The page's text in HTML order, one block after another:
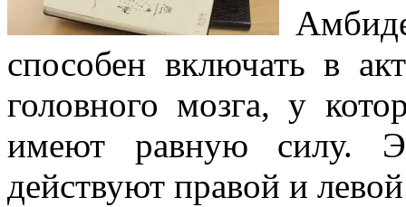
способен включать в
головного мозга, у
имеют равную силу.
действуют правой и